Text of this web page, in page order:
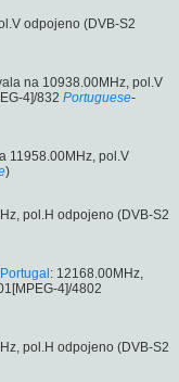
odpojeno (DVB-S2
na 10938.00MHz, pol.V
4]/832 Portuguese-
11958.00MHz, pol.V
)
pol.H odpojeno (DVB-S2
: 12168.00MHz,
4]/4802
pol.H odpojeno (DVB-S2